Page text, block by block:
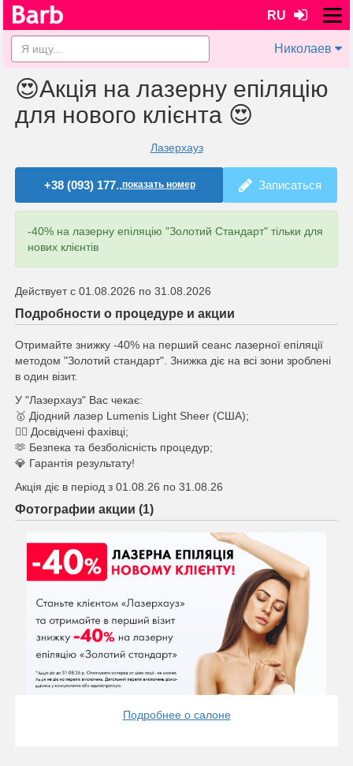
RU
Николаев
😍Акція на лазерну епіляцію
для нового клієнта 😍
Лазерхауз
+38 (093) 177..показать номер Записаться
-40% на лазерну епіляцію "Золотий Стандарт" тільки для
нових клієнтів
Действует с 01.08.2026 по 31.08.2026
Подробности о процедуре и акции
Отримайте знижку -40% на перший сеанс лазерної епіляції
методом "Золотий стандарт". Знижка діє на всі зони зроблені
в один візит.
У "Лазерхауз" Вас чекає:
🥇 Діодний лазер Lumenis Light Sheer (США);
👩‍⚕️ Досвідчені фахівці;
🫶 Безпека та безболісність процедур;
💎 Гарантія результату!
Акція діє в період з 01.08.26 по 31.08.26
Фотографии акции (1)
Подробнее о салоне